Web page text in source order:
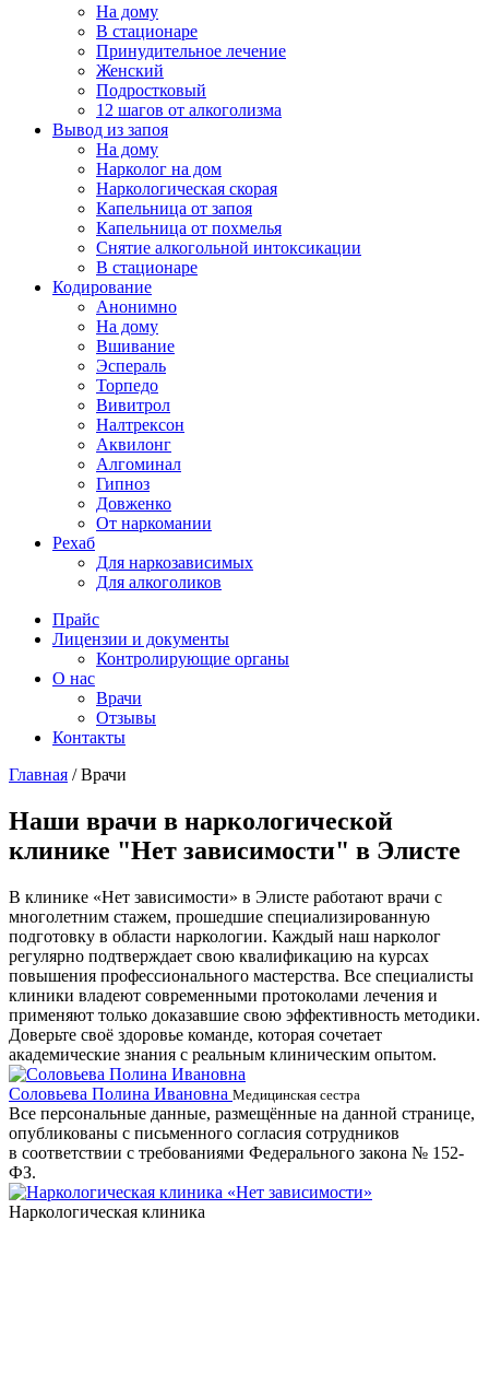
На дому
В стационаре
Принудительное лечение
Женский
Подростковый
12 шагов от алкоголизма
Вывод из запоя
На дому
Нарколог на дом
Наркологическая скорая
Капельница от запоя
Капельница от похмелья
Снятие алкогольной интоксикации
В стационаре
Кодирование
Анонимно
На дому
Вшивание
Эспераль
Торпедо
Вивитрол
Налтрексон
Аквилонг
Алгоминал
Гипноз
Довженко
От наркомании
Рехаб
Для наркозависимых
Для алкоголиков
Прайс
Лицензии и документы
Контролирующие органы
О нас
Врачи
Отзывы
Контакты
Главная /Врачи
Наши врачи в наркологической
клинике "Нет зависимости" в Элисте
В клинике «Нет зависимости» в Элисте работают врачи с
многолетним стажем, прошедшие специализированную
подготовку в области наркологии. Каждый наш нарколог
регулярно подтверждает свою квалификацию на курсах
повышения профессионального мастерства. Все специалисты
клиники владеют современными протоколами лечения и
применяют только доказавшие свою эффективность методики.
Доверьте своё здоровье команде, которая сочетает
академические знания с реальным клиническим опытом.
Соловьева Полина Ивановна Медицинская сестра
Все персональные данные, размещённые на данной странице,
опубликованы с письменного согласия сотрудников
в соответствии с требованиями Федерального закона № 152-
ФЗ.
Наркологическая клиника